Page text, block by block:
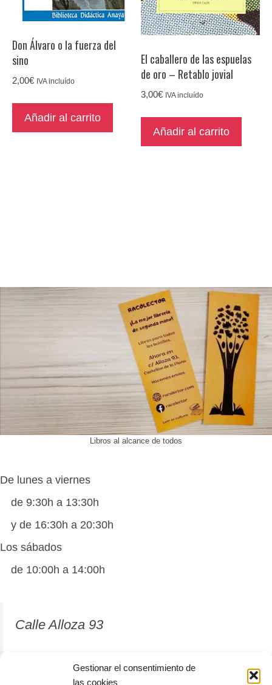
Gestionar el consentimiento de
las cookies
Don Álvaro o la fuerza del
sino
2,00€ IVA incluído
Añadir al carrito
El caballero de las espuelas
de oro – Retablo jovial
3,00€ IVA incluído
Añadir al carrito
Libros al alcance de todos
De lunes a viernes
de 9:30h a 13:30h
y de 16:30h a 20:30h
Los sábados
de 10:00h a 14:00h
Calle Alloza 93
12001 Castellón de la Plana